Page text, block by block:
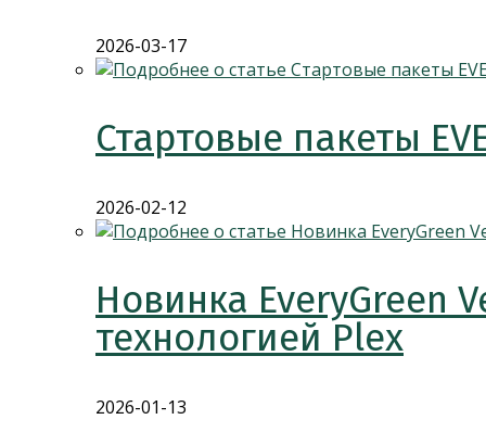
2026-03-17
Стартовые пакеты
2026-02-12
Новинка EveryGreen
технологией Plex
2026-01-13